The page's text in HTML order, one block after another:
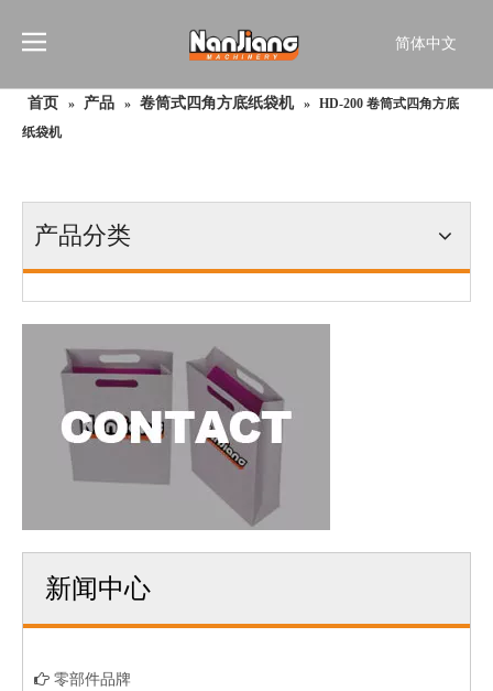
简体中文
Français
Português
首页 » 产品 » 卷筒式四角方底纸袋机 » HD-200 卷筒式四角方底
纸袋机
产品分类
新闻中心
零部件品牌